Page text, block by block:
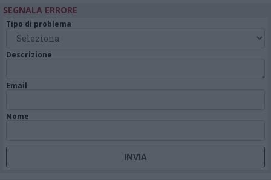
SEGNALA ERRORE
Tipo di problema
Descrizione
Email
Nome